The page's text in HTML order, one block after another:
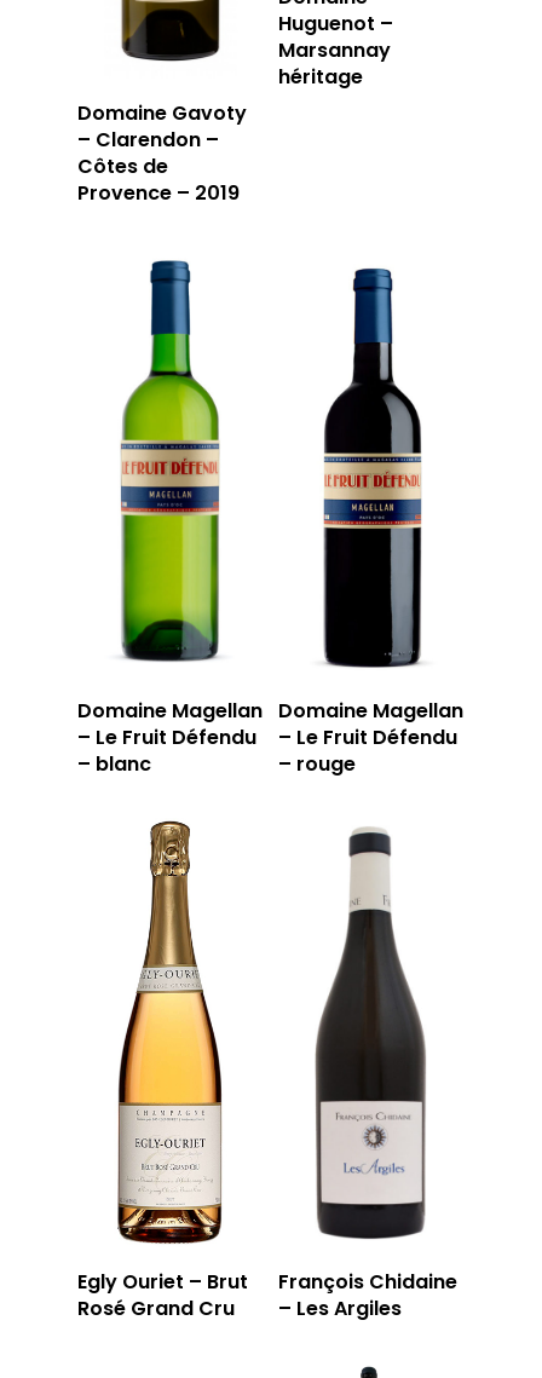
Domaine Gavoty
– Clarendon –
Côtes de
Provence – 2019
Huguenot –
Marsannay
héritage
Domaine Magellan
– Le Fruit Défendu
– blanc
Domaine Magellan
– Le Fruit Défendu
– rouge
Egly Ouriet – Brut
Rosé Grand Cru
François Chidaine
– Les Argiles